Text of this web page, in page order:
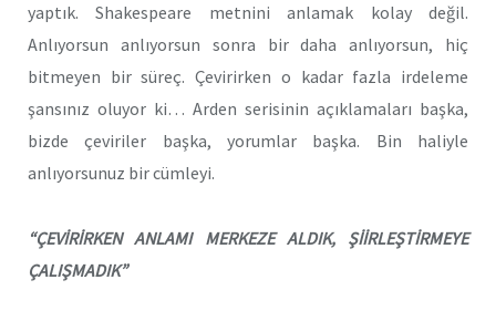
yaptık. Shakespeare metnini anlamak kolay değil.
Anlıyorsun anlıyorsun sonra bir daha anlıyorsun, hiç
bitmeyen bir süreç. Çevirirken o kadar fazla irdeleme
şansınız oluyor ki… Arden serisinin açıklamaları başka,
bizde çeviriler başka, yorumlar başka. Bin haliyle
anlıyorsunuz bir cümleyi.
“ÇEVİRİRKEN ANLAMI MERKEZE ALDIK, ŞİİRLEŞTİRMEYE
ÇALIŞMADIK”